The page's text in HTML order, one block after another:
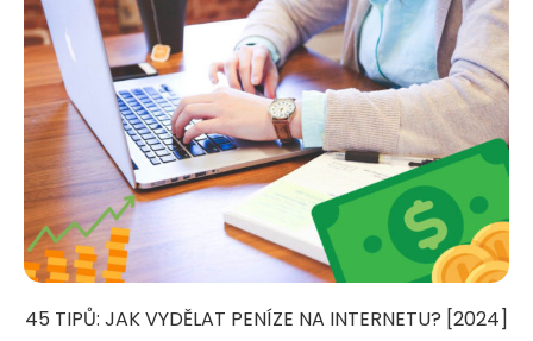
45 TIPŮ: JAK VYDĚLAT PENÍZE NA INTERNETU? [2024]